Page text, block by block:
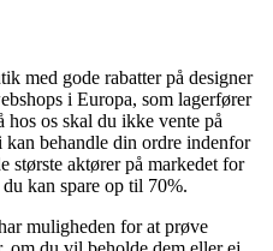
med gode rabatter på designer
i Europa, som lagerfører
os skal du ikke vente på
behandle din ordre indenfor
største aktører på markedet for
kan spare op til 70%.
muligheden for at prøve